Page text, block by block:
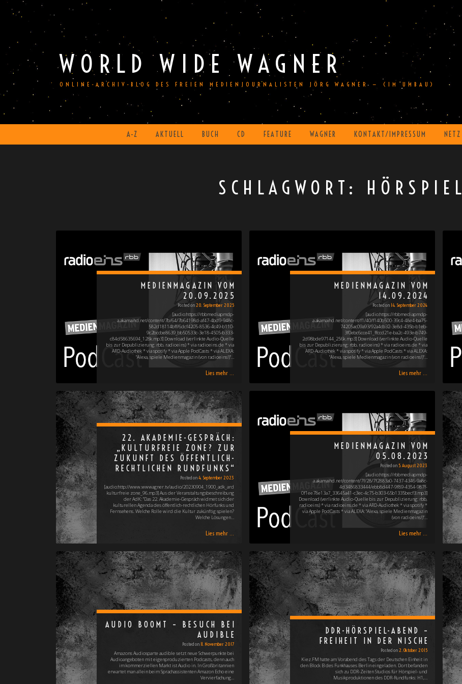
Skip
content
WORLD WIDE WAGNER
ONLINE-ARCHIV-BLOG DES FREIEN MEDIENJOURNALISTEN JÖRG WAGNER — (IM UMBAU)
A-Z AKTUELL BUCH CD FEATURE WAGNER KONTAKT/IMPRESSUM NETZ
SCHLAGWORT: HÖRSPIEL
MEDIENMAGAZIN VOM
20.09.2025
Posted on20. September 2025
[audio:https://rbbmediapmdp-
a.akamaihd.net/content/7b/64/7b64198d-af47-4bd9-948c-
582d18114bff/6dcf4205-8536-4c49-b110-
9c2bccbe8639_bb50533c-3e18-4505-b333-
c84d58635694_128k.mp3] Download (verlinkte Audio-Quelle
bis zur Depublizierung: rbb, radioeins) * via radioeins.de * via
ARD-Audiothek * via spotify * via Apple PodCasts * via ALEXA:
"Alexa, spiele Medienmagazin (von radioeins!)"…
Lies mehr ...
MEDIENMAGAZIN VOM
14.09.2024
Posted on 14. September 2024
[audio:https://rbbmediapmdp-
a.akamaihd.net/content/f1/40/f140b500-39c4-48e4-ba75-
74205ac09a93/92a4cb32-3e8d-435b-b1eb-
3f0ebc6cce41_ffccd21e-ba2c-493e-b749-
2d98bde97144_256k.mp3] Download (verlinkte Audio-Quelle
bis zur Depublizierung: rbb, radioeins) * via radioeins.de * via
ARD-Audiothek * via spotify * via Apple PodCasts * via ALEXA:
"Alexa, spiele Medienmagazin (von radioeins!)"…
Lies mehr ...
22. AKADEMIE-GESPRÄCH:
„KULTURFREIE ZONE? ZUR
ZUKUNFT DES ÖFFENTLICH-
RECHTLICHEN RUNDFUNKS“
Posted on4. September 2023
[audio:http://www.wwwagner.tv/audio/20230904_1900_adk_ard
kulturfreie zone_96.mp3] Aus der Veranstaltungsbeschreibung
der AdK: "Das 22. Akademie-Gespräch widmet sich der
kulturellen Agenda des öffentlich-rechtlichen Hörfunks und
Fernsehens. Welche Rolle wird die Kultur zukünftig spielen?
Welche Lösungen…
Lies mehr ...
MEDIENMAGAZIN VOM
05.08.2023
Posted on5. August 2023
[audio:https://rbbmediapmdp-
a.akamaihd.net/content/7f/28/7f2883a0-7437-4346-9a8c-
4d3486833444/ebb8d447-9f89-4354-987f-
0f1ee78e13a7_33645a41-c3ec-4c75-b303-65b1335becf3.mp3]
Download (verlinkte Audio-Quelle bis zur Depublizierung: rbb,
radioeins) * via radioeins.de * via ARD-Audiothek * via spotify *
via Apple PodCasts * via ALEXA: "Alexa, spiele Medienmagazin
(von radioeins!)"…
Lies mehr ...
AUDIO BOOMT – BESUCH BEI
AUDIBLE
Posted on 11. November 2017
Amazons Audiosparte audible setzt neue Schwerpunkte bei
Audioangeboten mit eigenproduzierten Podcasts, denn auch
im kommerziellen Markt ist Audio in. In Großbritannien
erwartet man allein beim Sprachassistenten Amazon Echo eine
Vervierfachung…
DDR-HÖRSPIEL-ABEND –
FREIHEIT IN DER NISCHE
Posted on2. Oktober 2015
Kiez.FM hatte am Vorabend des Tags der Deutschen Einheit in
den Block B des Funkhauses Berlin eingeladen. Dort befanden
sich zu DDR-Zeiten Studios für Hörspiel- und
Musikproduktionen des DDR-Rundfunks: H1,…